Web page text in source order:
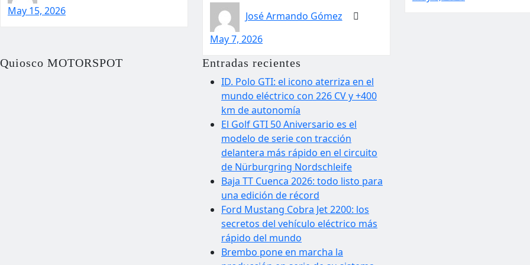
May 15, 2026
José Armando Gómez
May 7, 2026
Quiosco MOTORSPOT
Entradas recientes
ID. Polo GTI: el icono aterriza en el
mundo eléctrico con 226 CV y +400
km de autonomía
El Golf GTI 50 Aniversario es el
modelo de serie con tracción
delantera más rápido en el circuito
de Nürburgring Nordschleife
Baja TT Cuenca 2026: todo listo para
una edición de récord
Ford Mustang Cobra Jet 2200: los
secretos del vehículo eléctrico más
rápido del mundo
Brembo pone en marcha la